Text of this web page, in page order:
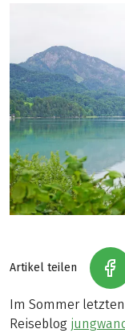
Artikel teilen
Im Sommer
Reiseblog